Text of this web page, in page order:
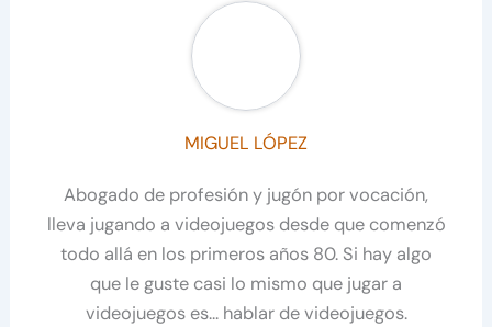
MIGUEL LÓPEZ
Abogado de profesión y jugón por vocación,
lleva jugando a videojuegos desde que comenzó
todo allá en los primeros años 80. Si hay algo
que le guste casi lo mismo que jugar a
videojuegos es… hablar de videojuegos.